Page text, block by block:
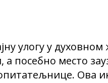
улогу у
посебно место
Ова